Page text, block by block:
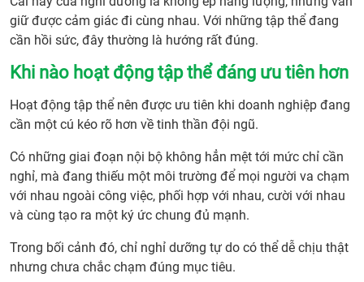
giữ được cảm giác đi cùng nhau. Với những tập thể đang
cần hồi sức, đây thường là hướng rất đúng.
Khi nào hoạt động tập thể đáng ưu tiên hơn
Hoạt động tập thể nên được ưu tiên khi doanh nghiệp đang
cần một cú kéo rõ hơn về tinh thần đội ngũ.
Có những giai đoạn nội bộ không hẳn mệt tới mức chỉ cần
nghỉ, mà đang thiếu một môi trường để mọi người va chạm
với nhau ngoài công việc, phối hợp với nhau, cười với nhau
và cùng tạo ra một ký ức chung đủ mạnh.
Trong bối cảnh đó, chỉ nghỉ dưỡng tự do có thể dễ chịu thật
nhưng chưa chắc chạm đúng mục tiêu.